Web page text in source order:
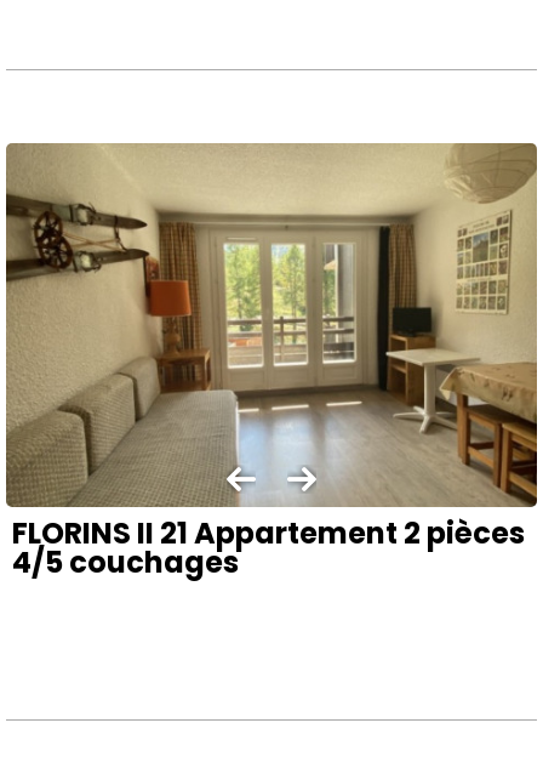
FLORINS II 21 Appartement 2 pièces
4/5 couchages